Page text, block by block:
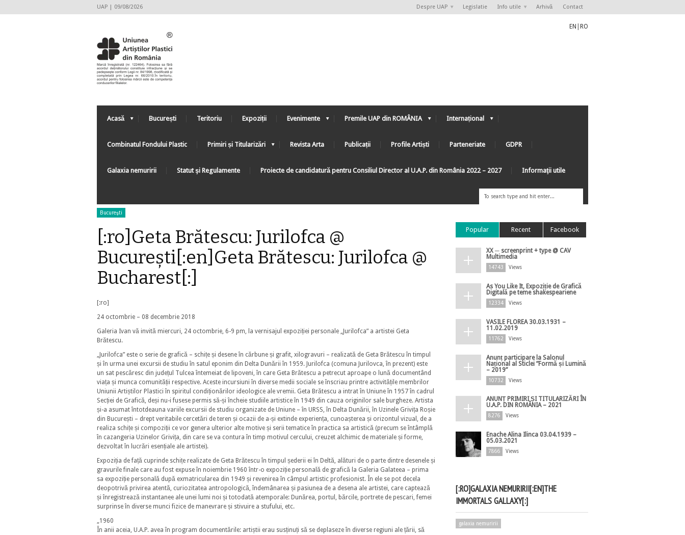
UAP | 09/08/2026 Despre UAP Legislatie Info utile Arhivă Contact
EN RO
Acasă București Teritoriu Expoziții Evenimente Premile UAP din ROMÂNIA Internațional
Combinatul Fondului Plastic Primiri și Titularizări Revista Arta Publicații Profile Artiști Parteneriate GDPR
Galaxia nemuririi Statut şi Regulamente Proiecte de candidatură pentru Consiliul Director al U.A.P. din România 2022 – 2027 Informaţii utile
Bucureşti
[:ro]Geta Brătescu: Jurilofca @
București[:en]Geta Brătescu: Jurilofca @
Bucharest[:]
[:ro]
24 octombrie – 08 decembrie 2018
Galeria Ivan vă invită miercuri, 24 octombrie, 6-9 pm, la vernisajul expoziției personale „Jurilofca” a artistei Geta
Brătescu.
„Jurilofca” este o serie de grafică – schițe și desene în cărbune și grafit, xilogravuri – realizată de Geta Brătescu în timpul
și în urma unei excursii de studiu în satul eponim din Delta Dunării în 1959. Jurilofca (comuna Jurilovca, în prezent) este
un sat pescăresc din județul Tulcea întemeiat de lipoveni, în care Geta Brătescu a petrecut aproape o lună documentând
viața și munca comunității respective. Aceste incursiuni în diverse medii sociale se înscriau printre activitățile membrilor
Uniunii Artiștilor Plastici în spiritul condiționărilor ideologice ale vremii. Geta Brătescu a intrat în Uniune în 1957 în cadrul
Secției de Grafică, deși nu-i fusese permis să-și încheie studiile artistice în 1949 din cauza originilor sale burgheze. Artista
și-a asumat întotdeauna variile excursii de studiu organizate de Uniune – în URSS, în Delta Dunării, în Uzinele Grivița Roșie
din București – drept veritabile cercetări de teren și ocazii de a-și extinde experiența, cunoașterea și orizontul vizual, de a
realiza schițe și compoziții ce vor genera ulterior alte motive și serii tematice în practica sa artistică (precum se întâmplă
în cazangeria Uzinelor Grivița, din care se va contura în timp motivul cercului, creuzet alchimic de materiale și forme,
dezvoltat în lucrări esențiale ale artistei).
Expoziția de față cuprinde schițe realizate de Geta Brătescu în timpul șederii ei în Deltă, alături de o parte dintre desenele și
gravurile finale care au fost expuse în noiembrie 1960 într-o expoziție personală de grafică la Galeria Galateea – prima
sa expoziție personală după exmatricularea din 1949 și revenirea în câmpul artistic profesionist. În ele se pot decela
deopotrivă privirea atentă, curiozitatea antropologică, îndemânarea și pasiunea de a desena ale artistei, care captează
și înregistrează instantanee ale unei lumi noi și totodată atemporale: Dunărea, portul, bărcile, portrete de pescari, femei
surprinse în diverse munci fizice de manevrare și stivuire a stufului, etc.
„1960
În anii aceia, U.A.P. avea în program documentările: artiștii erau susținuți să se deplaseze în diverse regiuni ale țării, să
Popular Recent Facebook
XX ─ screenprint + type @ CAV
Multimedia
14743 Views
As You Like It, Expoziție de Grafică
Digitală pe teme shakespeariene
12334 Views
VASILE FLOREA 30.03.1931 –
11.02.2019
11762 Views
Anunț participare la Salonul
Național al Sticlei ”Formă și Lumină
– 2019”
10732 Views
ANUNȚ PRIMIRI ȘI TITULARIZĂRI ÎN
U.A.P. DIN ROMÂNIA – 2021
8276 Views
Enache Alina Ilinca 03.04.1939 –
05.03.2021
7866 Views
[:RO]GALAXIA NEMURIRII[:EN]THE
IMMORTALS GALLAXY[:]
galaxia nemuririi